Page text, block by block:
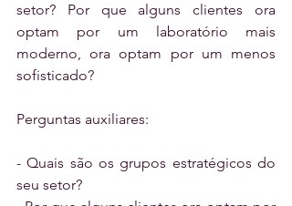
setor? Por que alguns clientes ora
optam por um laboratório mais
moderno, ora optam por um menos
sofisticado?
Perguntas auxiliares:
- Quais são os grupos estratégicos do
seu setor?